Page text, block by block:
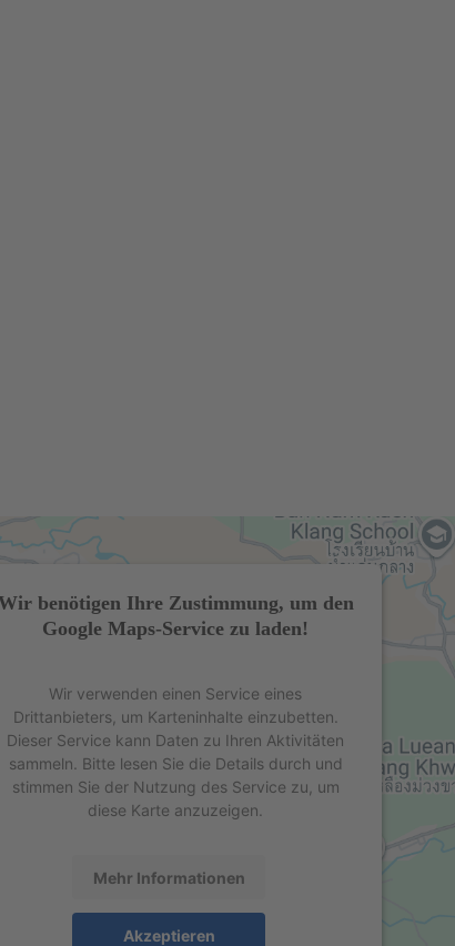
benötigen Ihre Zustimmung, um den
Google Maps-Service zu laden!
Wir verwenden einen Service eines
Drittanbieters, um Karteninhalte einzubetten.
Dieser Service kann Daten zu Ihren Aktivitäten
sammeln. Bitte lesen Sie die Details durch und
stimmen Sie der Nutzung des Service zu, um
diese Karte anzuzeigen.
Mehr Informationen
Akzeptieren